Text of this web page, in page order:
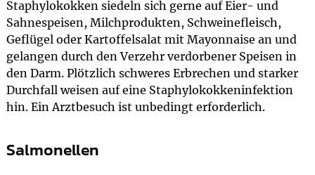
Staphylokokken siedeln sich gerne auf Eier- und
Sahnespeisen, Milchprodukten, Schweinefleisch,
Geflügel oder Kartoffelsalat mit Mayonnaise an und
gelangen durch den Verzehr verdorbener Speisen in
den Darm. Plötzlich schweres Erbrechen und starker
Durchfall weisen auf eine Staphylokokkeninfektion
hin. Ein Arztbesuch ist unbedingt erforderlich.
Salmonellen